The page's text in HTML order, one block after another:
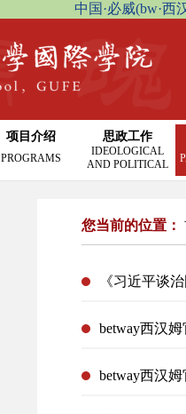
中国·必威(bw·西
项目介绍
PROGRAMS
思政工作
IDEOLOGICAL
AND POLITICAL
您当前的位置：
《习近平谈
betway西汉
betway西汉